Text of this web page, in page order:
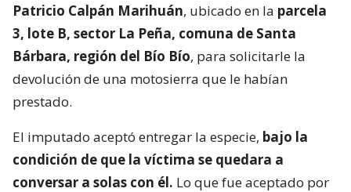
Patricio Calpán Marihuán, ubicado en la parcela
3, lote B, sector La Peña, comuna de Santa
Bárbara, región del Bío Bío, para solicitarle la
devolución de una motosierra que le habían
prestado.
El imputado aceptó entregar la especie, bajo la
condición de que la víctima se quedara a
conversar a solas con él. Lo que fue aceptado por